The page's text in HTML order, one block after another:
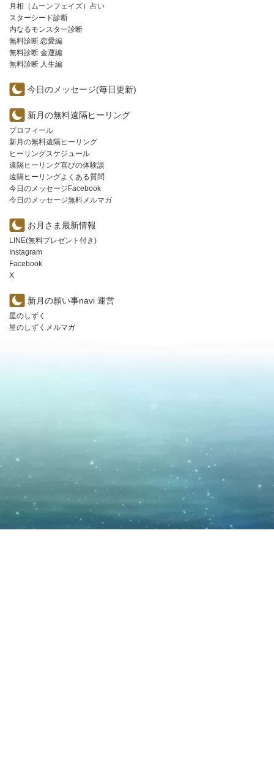
月相（ムーンフェイズ）占い
スターシード診断
内なるモンスター診断
無料診断 恋愛編
無料診断 金運編
無料診断 人生編
今日のメッセージ(毎日更新)
新月の無料遠隔ヒーリング
プロフィール
新月の無料遠隔ヒーリング
ヒーリングスケジュール
遠隔ヒーリング喜びの体験談
遠隔ヒーリングよくある質問
今日のメッセージFacebook
今日のメッセージ無料メルマガ
お月さま最新情報
LINE(無料プレゼント付き)
Instagram
Facebook
X
新月の願い事navi 運営
星のしずく
星のしずくメルマガ